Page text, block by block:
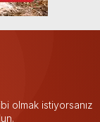
olmak istiyorsanız